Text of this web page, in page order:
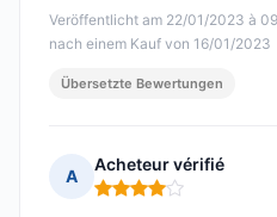
Veröffentlicht am 22/01/2023 à
nach einem Kauf von 16/01/2023
Übersetzte Bewertungen
A
Acheteur vérifié
Hinweis: 4 von 5